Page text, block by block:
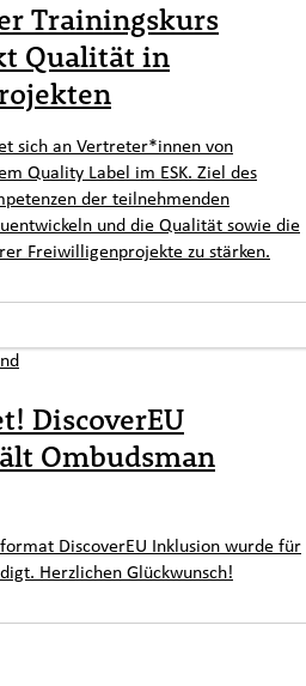
Trainingskurs
Qualität in
sich an Vertreter*innen von
Quality Label im ESK. Ziel des
der teilnehmenden
und die Qualität sowie die
Freiwilligenprojekte zu stärken.
DiscoverEU
Ombudsman
DiscoverEU Inklusion wurde für
Herzlichen Glückwunsch!